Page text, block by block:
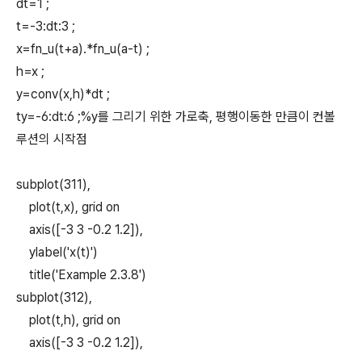
dt=1 ;
t=-3:dt:3 ;
x=fn_u(t+a).*fn_u(a-t) ;
h=x ;
y=conv(x,h)*dt ;
ty=-6:dt:6 ;%y를 그리기 위한 가로축, 평행이동한 만큼이 컨볼
루션의 시작점
subplot(311),
plot(t,x), grid on
axis([-3 3 -0.2 1.2]),
ylabel('x(t)')
title('Example 2.3.8')
subplot(312),
plot(t,h), grid on
axis([-3 3 -0.2 1.2]),